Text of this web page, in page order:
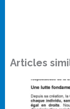
Articles